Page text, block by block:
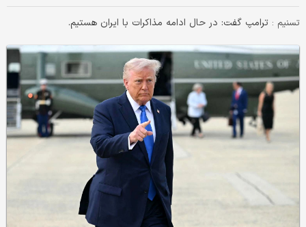
تسنیم : ترامپ گفت: در حال ادامه مذاکرات با ایران هستیم.